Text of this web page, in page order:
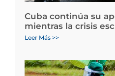
Cuba continúa su
mientras la crisis
Leer Más >>